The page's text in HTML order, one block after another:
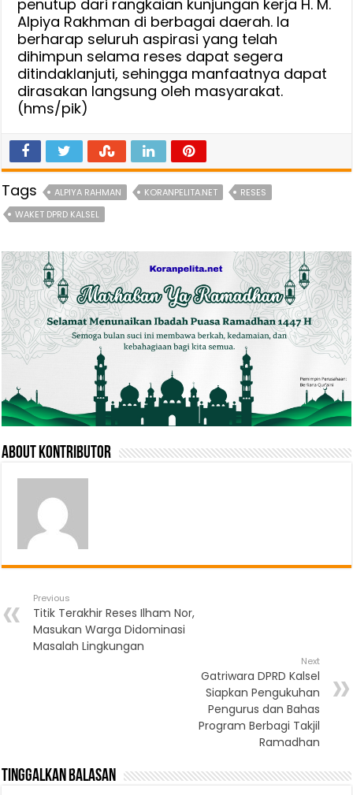
penutup dari rangkaian kunjungan kerja H. M.
Alpiya Rakhman di berbagai daerah. Ia
berharap seluruh aspirasi yang telah
dihimpun selama reses dapat segera
ditindaklanjuti, sehingga manfaatnya dapat
dirasakan langsung oleh masyarakat.
(hms/pik)
Tags ALPIYA RAHMAN KORANPELITA.NET
RESES
WAKET DPRD KALSEL
About Kontributor
Previous
Titik Terakhir Reses Ilham Nor,
Masukan Warga Didominasi
Masalah Lingkungan
Next
Gatriwara DPRD Kalsel
Siapkan Pengukuhan
Pengurus dan Bahas
Program Berbagi Takjil
Ramadhan
Tinggalkan Balasan